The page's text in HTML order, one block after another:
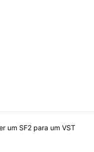
um SF2 para um VST